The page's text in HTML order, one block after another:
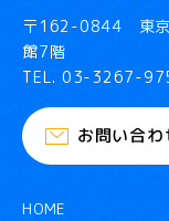
〒162-0844 東京
館7階
TEL. 03-3267-
お問い合わ
HOME